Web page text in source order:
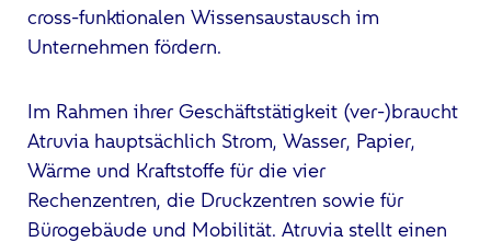
cross-funktionalen Wissensaustausch im
Unternehmen fördern.
Im Rahmen ihrer Geschäftstätigkeit (ver-)braucht
Atruvia hauptsächlich Strom, Wasser, Papier,
Wärme und Kraftstoffe für die vier
Rechenzentren, die Druckzentren sowie für
Bürogebäude und Mobilität. Atruvia stellt einen